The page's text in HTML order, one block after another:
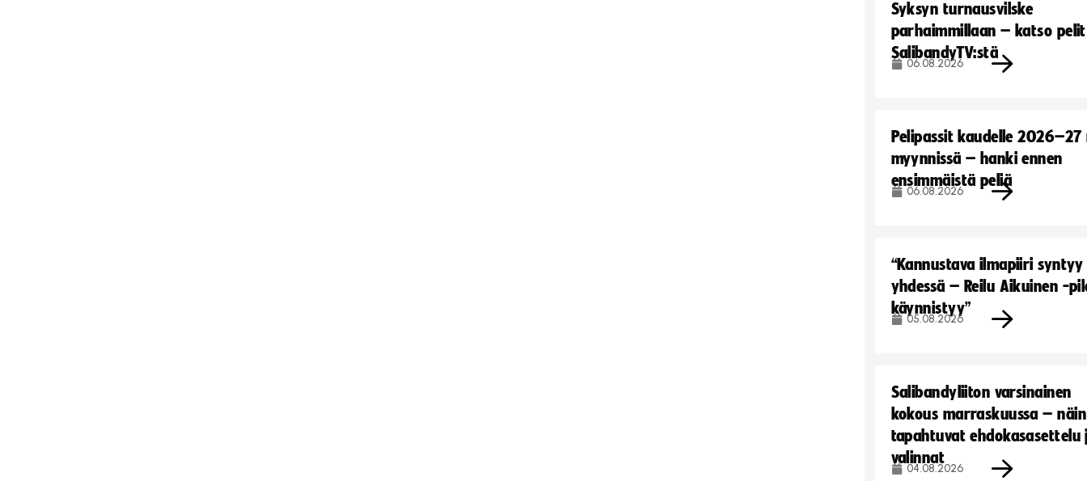
Syksyn turnausvilske
parhaimmillaan – katso pelit
SalibandyTV:stä
06.08.2026
Pelipassit kaudelle
myynnissä – hanki ennen
ensimmäistä peliä
06.08.2026
“Kannustava ilmapiiri syntyy
yhdessä – Reilu Aikuinen -
käynnistyy”
05.08.2026
Salibandyliiton varsinainen
kokous marraskuussa – näin
tapahtuvat ehdokasasettelu
valinnat
04.08.2026